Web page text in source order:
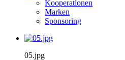
Kooperationen
Marken
Sponsoring
05.jpg